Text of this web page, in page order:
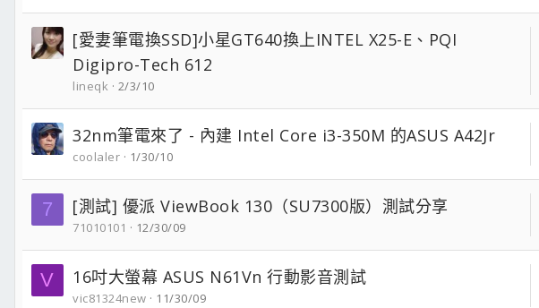
[愛妻筆電換SSD]小星GT640換上INTEL X25-E、PQI
Digipro-Tech 612
lineqk 2/3/10
32nm筆電來了 - 內建 Intel Core i3-350M 的ASUS A42Jr
coolaler 1/30/10
7 [測試] 優派 ViewBook 130（SU7300版）測試分享
71010101 12/30/09
V 16吋大螢幕 ASUS N61Vn 行動影音測試
vic81324new 11/30/09